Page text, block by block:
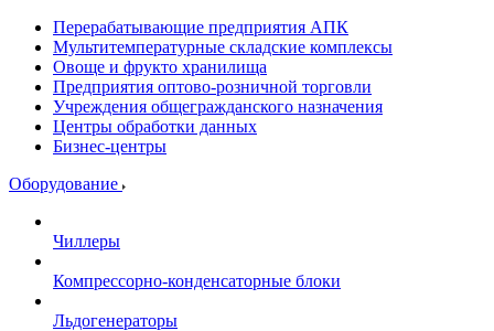
Перерабатывающие предприятия АПК
Мультитемпературные складские комплексы
Овоще и фрукто хранилища
Предприятия оптово-розничной торговли
Учреждения общегражданского назначения
Центры обработки данных
Бизнес-центры
Оборудование
Чиллеры
Компрессорно-конденсаторные блоки
Льдогенераторы